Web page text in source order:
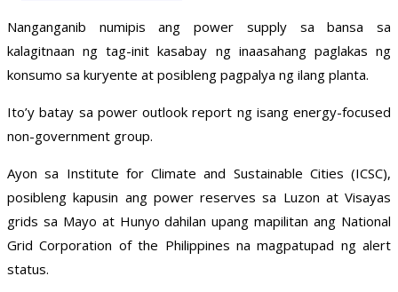
Nanganganib numipis ang power supply sa bansa sa
kalagitnaan ng tag-init kasabay ng inaasahang paglakas ng
konsumo sa kuryente at posibleng pagpalya ng ilang planta.
Ito’y batay sa power outlook report ng isang energy-focused
non-government group.
Ayon sa Institute for Climate and Sustainable Cities (ICSC),
posibleng kapusin ang power reserves sa Luzon at Visayas
grids sa Mayo at Hunyo dahilan upang mapilitan ang National
Grid Corporation of the Philippines na magpatupad ng alert
status.